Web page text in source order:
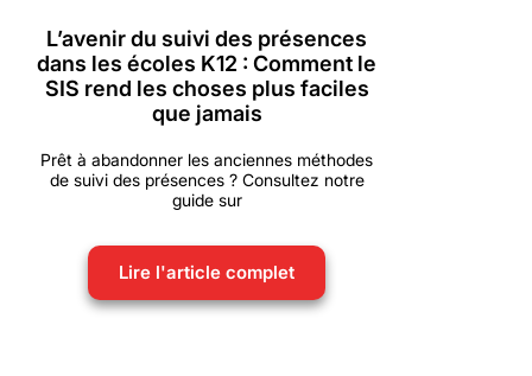
L’avenir du suivi des présences
dans les écoles K12 : Comment le
SIS rend les choses plus faciles
que jamais
Prêt à abandonner les anciennes méthodes
de suivi des présences ? Consultez notre
guide sur
Lire l'article complet